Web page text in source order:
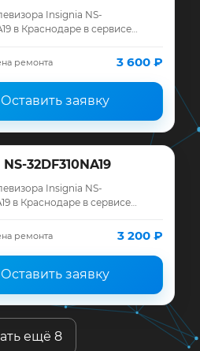
Insignia NS-
в Краснодаре в сервисе
до ремонта, запчасти и
ремонта 3 600 ₽
Оставить заявку
32DF310NA19
Insignia NS-
в Краснодаре в сервисе
до ремонта, запчасти и
12 ме…
ремонта 3 200 ₽
Оставить заявку
ещё 8